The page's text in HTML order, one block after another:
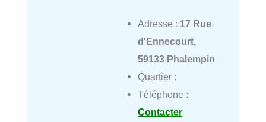
Adresse : 17 Rue
d'Ennecourt,
59133 Phalempin
Quartier :
Téléphone :
Contacter